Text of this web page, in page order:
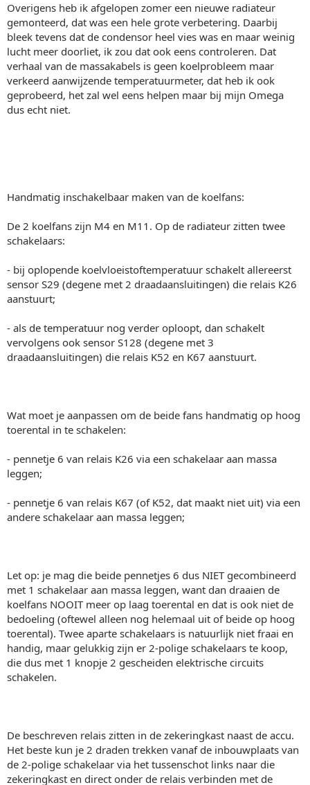
Overigens heb ik afgelopen zomer een nieuwe radiateur
gemonteerd, dat was een hele grote verbetering. Daarbij
bleek tevens dat de condensor heel vies was en maar weinig
lucht meer doorliet, ik zou dat ook eens controleren. Dat
verhaal van de massakabels is geen koelprobleem maar
verkeerd aanwijzende temperatuurmeter, dat heb ik ook
geprobeerd, het zal wel eens helpen maar bij mijn Omega
dus echt niet.
Handmatig inschakelbaar maken van de koelfans:
De 2 koelfans zijn M4 en M11. Op de radiateur zitten twee
schakelaars:
- bij oplopende koelvloeistoftemperatuur schakelt allereerst
sensor S29 (degene met 2 draadaansluitingen) die relais K26
aanstuurt;
- als de temperatuur nog verder oploopt, dan schakelt
vervolgens ook sensor S128 (degene met 3
draadaansluitingen) die relais K52 en K67 aanstuurt.
Wat moet je aanpassen om de beide fans handmatig op hoog
toerental in te schakelen:
- pennetje 6 van relais K26 via een schakelaar aan massa
leggen;
- pennetje 6 van relais K67 (of K52, dat maakt niet uit) via een
andere schakelaar aan massa leggen;
Let op: je mag die beide pennetjes 6 dus NIET gecombineerd
met 1 schakelaar aan massa leggen, want dan draaien de
koelfans NOOIT meer op laag toerental en dat is ook niet de
bedoeling (oftewel alleen nog helemaal uit of beide op hoog
toerental). Twee aparte schakelaars is natuurlijk niet fraai en
handig, maar gelukkig zijn er 2-polige schakelaars te koop,
die dus met 1 knopje 2 gescheiden elektrische circuits
schakelen.
De beschreven relais zitten in de zekeringkast naast de accu.
Het beste kun je 2 draden trekken vanaf de inbouwplaats van
de 2-polige schakelaar via het tussenschot links naar die
zekeringkast en direct onder de relais verbinden met de